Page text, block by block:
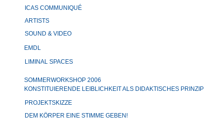
ICAS COMMUNIQUÉ
ARTISTS
SOUND & VIDEO
EMDL
LIMINAL SPACES
SOMMERWORKSHOP 2006
KONSTITUIERENDE LEIBLICHKEIT ALS DIDAKTISCHES PRINZIP
PROJEKTSKIZZE
DEM KÖRPER EINE STIMME GEBEN!